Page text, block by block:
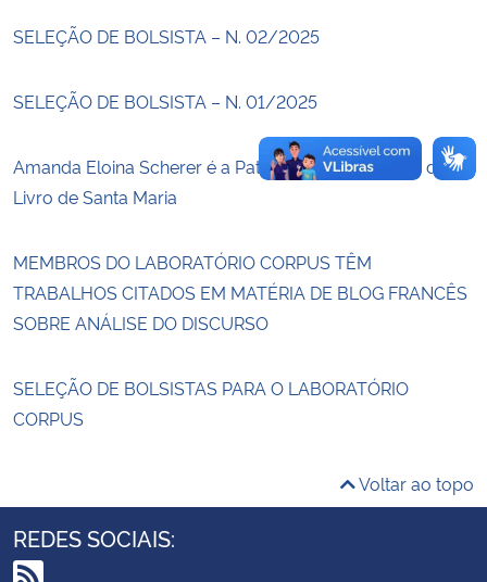
Secretaria de Governo
Gabinete de Segurança Institucional
Banco Central do Brasil
Planalto
SELEÇÃO DE BOLSISTA – N. 02/2025
SELEÇÃO DE BOLSISTA – N. 01/2025
Amanda Eloina Scherer é a Patronesse da 51ª Feira do
Livro de Santa Maria
MEMBROS DO LABORATÓRIO CORPUS TÊM
TRABALHOS CITADOS EM MATÉRIA DE BLOG FRANCÊS
SOBRE ANÁLISE DO DISCURSO
SELEÇÃO DE BOLSISTAS PARA O LABORATÓRIO
CORPUS
Voltar ao topo
REDES SOCIAIS: